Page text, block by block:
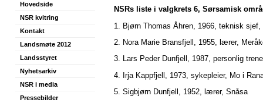
Hovedside
NSR kvitring
Kontakt
Landsmøte 2012
Landsstyret
Nyhetsarkiv
NSR i media
Pressebilder
NSRs liste i valgkrets 6, Sørsamisk
1. Bjørn Thomas Åhren, 1966, teknisk sjef,
2. Nora Marie Bransfjell, 1955, lærer,
3. Lars Peder Dunfjell, 1987, personlig
4. Irja Kappfjell, 1973, sykepleier, Mo i
5. Sigbjørn Dunfjell, 1952, lærer, Snåsa